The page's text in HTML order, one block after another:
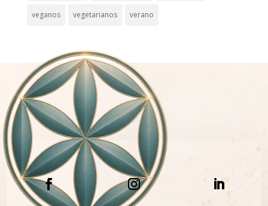
veganos vegetarianos verano